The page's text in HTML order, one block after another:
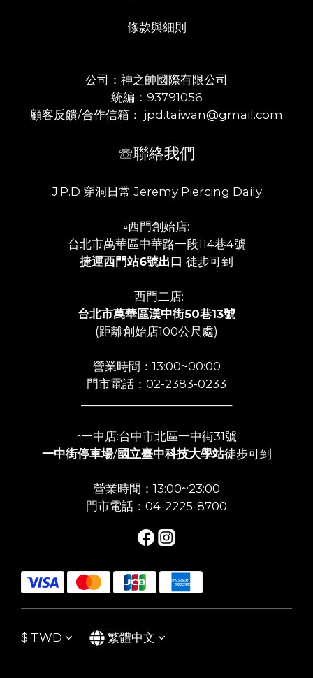
條款與細則
公司：神之帥國際有限公司
統編：93791056
顧客反饋/合作信箱： jpd.taiwan@gmail.com
☏聯絡我們
J.P.D 穿洞日常 Jeremy Piercing Daily
▫️西門創始店:
台北市萬華區中華路一段114巷4號
捷運西門站6號出口 徒步可到
▫️西門二店:
台北市萬華區漢中街50巷13號
(距離創始店100公尺處)
營業時間：13:00~00:00
門市電話：02-2383-0233
▫️一中店:台中市北區一中街31號
一中街停車場/國立臺中科技大學站徒步可到
營業時間：13:00~23:00
門市電話：04-2225-8700
$ TWD 繁體中文